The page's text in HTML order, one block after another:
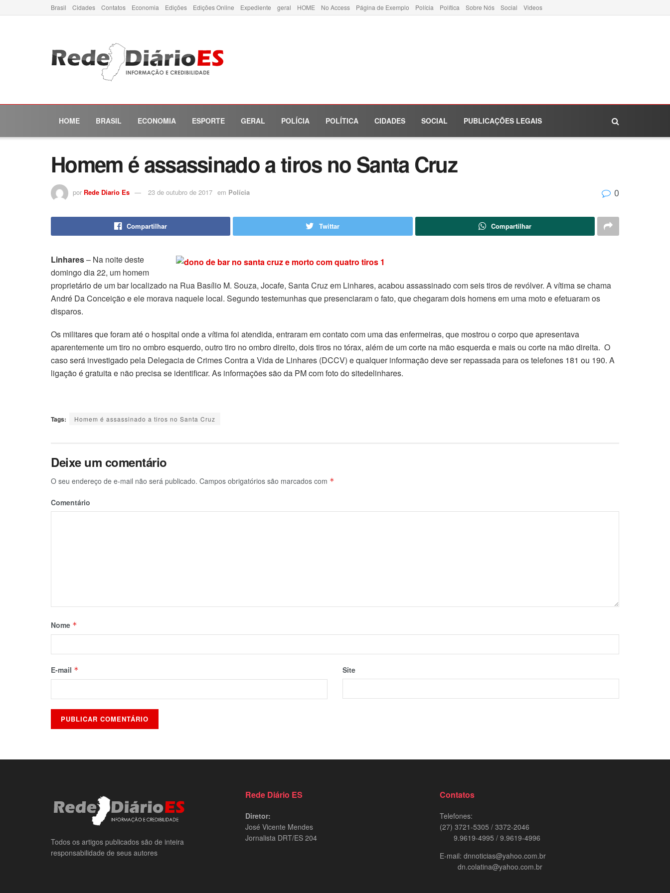
Brasil Cidades Contatos Economia Edições Edições Online Expediente geral HOME No Access Página de Exemplo Polícia Política Sobre Nós Social Videos
HOME BRASIL ECONOMIA ESPORTE GERAL POLÍCIA POLÍTICA CIDADES SOCIAL PUBLICAÇÕES LEGAIS
Homem é assassinado a tiros no Santa Cruz
por Rede Diario Es 23 de outubro de 2017 em Polícia 0
Compartilhar Twittar Compartilhar
Linhares– Na noite deste
domingo dia 22, um homem
proprietário de um bar localizado na Rua Basílio M. Souza, Jocafe, Santa Cruz em Linhares, acabou assassinado com seis tiros de revólver. A vítima se chama
André Da Conceição e ele morava naquele local. Segundo testemunhas que presenciaram o fato, que chegaram dois homens em uma moto e efetuaram os
disparos.
Os militares que foram até o hospital onde a vítima foi atendida, entraram em contato com uma das enfermeiras, que mostrou o corpo que apresentava
aparentemente um tiro no ombro esquerdo, outro tiro no ombro direito, dois tiros no tórax, além de um corte na mão esquerda e mais ou corte na mão direita. O
caso será investigado pela Delegacia de Crimes Contra a Vida de Linhares (DCCV) e qualquer informação deve ser repassada para os telefones 181 ou 190. A
ligação é gratuita e não precisa se identificar. As informações são da PM com foto do sitedelinhares.
Tags: Homem é assassinado a tiros no Santa Cruz
Deixe um comentário
O seu endereço de e-mail não será publicado. Campos obrigatórios são marcados com *
Comentário
Nome *
E-mail * Site
Todos os artigos publicados são de inteira
responsabilidade de seus autores
Rede Diário ES
Diretor:
José Vicente Mendes
Jornalista DRT/ES 204
Contatos
Telefones:
(27) 3721-5305 / 3372-2046
9.9619-4995 / 9.9619-4996
E-mail: dnnoticias@yahoo.com.br
dn.colatina@yahoo.com.br